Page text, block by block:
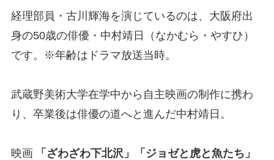
経理部員・古川輝海を演じているのは、大阪府出
身の50歳の俳優・中村靖日（なかむら・やすひ）
です。※年齢はドラマ放送当時。
武蔵野美術大学在学中から自主映画の制作に携わ
り、卒業後は俳優の道へと進んだ中村靖日。
映画
「ざわざわ下北沢」「ジョゼと虎と魚たち」